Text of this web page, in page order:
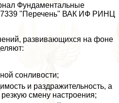
Фундаментальные
7339 "Перечень" ВАК ИФ РИНЦ
развивающихся на фоне
сонливости;
и раздражительность, а
смену настроения;